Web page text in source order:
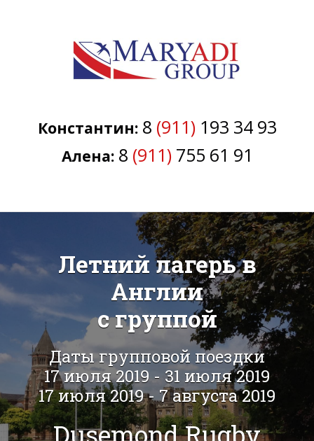
Константин: 8 (911) 193 34 93
Алена: 8 (911) 755 61 91
Летний лагерь в
Англии
с группой
Даты групповой поездки
17 июля 2019 - 31 июля 2019
17 июля 2019 - 7 августа 2019